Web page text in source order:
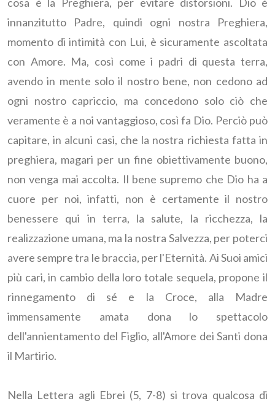
innanzitutto Padre, quindi ogni nostra Preghiera,
momento di intimità con Lui, è sicuramente ascoltata
con Amore. Ma, così come i padri di questa terra,
avendo in mente solo il nostro bene, non cedono ad
ogni nostro capriccio, ma concedono solo ciò che
veramente è a noi vantaggioso, così fa Dio. Perciò può
capitare, in alcuni casi, che la nostra richiesta fatta in
preghiera, magari per un fine obiettivamente buono,
non venga mai accolta. Il bene supremo che Dio ha a
cuore per noi, infatti, non è certamente il nostro
benessere qui in terra, la salute, la ricchezza, la
realizzazione umana, ma la nostra Salvezza, per poterci
avere sempre tra le braccia, per l'Eternità. Ai Suoi amici
più cari, in cambio della loro totale sequela, propone il
rinnegamento di sé e la Croce, alla Madre
immensamente amata dona lo spettacolo
dell'annientamento del Figlio, all'Amore dei Santi dona
il Martirio.
Nella Lettera agli Ebrei (5, 7-8) si trova qualcosa di